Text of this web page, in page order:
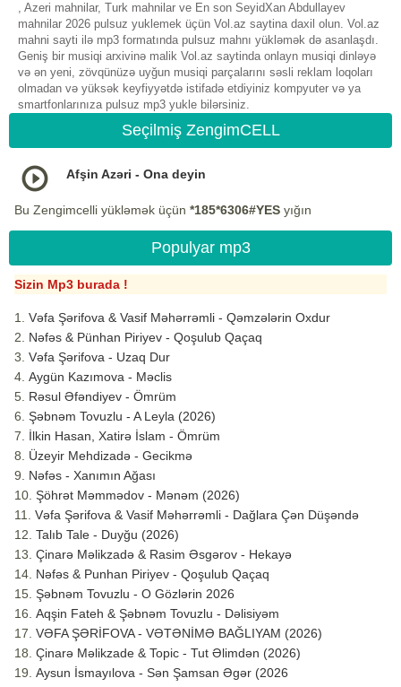
, Azeri mahnilar, Turk mahnilar ve En son SeyidXan Abdullayev
mahnilar 2026 pulsuz yuklemek üçün Vol.az saytina daxil olun. Vol.az
mahni sayti ilə mp3 formatında pulsuz mahnı yükləmək də asanlaşdı.
Geniş bir musiqi arxivinə malik Vol.az saytinda onlayn musiqi dinləyə
və ən yeni, zövqünüzə uyğun musiqi parçalarını səsli reklam loqoları
olmadan və yüksək keyfiyyətdə istifadə etdiyiniz kompyuter və ya
smartfonlarınıza pulsuz mp3 yukle bilərsiniz.
Seçilmiş ZengimCELL
Afşin Azəri - Ona deyin
Bu Zengimcelli yükləmək üçün *185*6306#YES yığın
Populyar mp3
Sizin Mp3 burada !
Vəfa Şərifova & Vasif Məhərrəmli - Qəmzələrin Oxdur
Nəfəs & Pünhan Piriyev - Qoşulub Qaçaq
Vəfa Şərifova - Uzaq Dur
Aygün Kazımova - Məclis
Rəsul Əfəndiyev - Ömrüm
Şəbnəm Tovuzlu - A Leyla (2026)
İlkin Hasan, Xatirə İslam - Ömrüm
Üzeyir Mehdizadə - Gecikmə
Nəfəs - Xanımın Ağası
Şöhrət Məmmədov - Mənəm (2026)
Vəfa Şərifova & Vasif Məhərrəmli - Dağlara Çən Düşəndə
Talıb Tale - Duyğu (2026)
Çinarə Məlikzadə & Rasim Əsgərov - Hekayə
Nəfəs & Punhan Piriyev - Qoşulub Qaçaq
Şəbnəm Tovuzlu - O Gözlərin 2026
Aqşin Fateh & Şəbnəm Tovuzlu - Dəlisiyəm
VƏFA ŞƏRİFOVA - VƏTƏNİMƏ BAĞLIYAM (2026)
Çinarə Məlikzade & Topic - Tut Əlimdən (2026)
Aysun İsmayılova - Sən Şamsan Əgər (2026